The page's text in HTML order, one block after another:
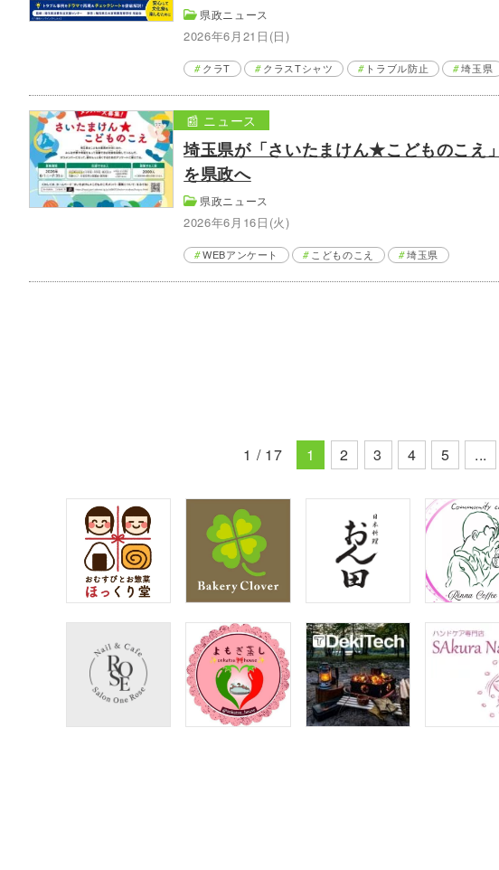
県政ニュース
2026年6月21日(日)
クラT クラスTシャツ トラブル防止 埼玉県
埼玉県が「さいたまけん★こどものこ
を県政へ
県政ニュース
2026年6月16日(火)
📰 ニュース
WEBアンケート こどものこえ 埼玉県
1 / 17 1 2 3 4 5 ...